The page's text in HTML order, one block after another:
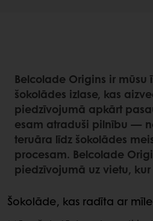
Belcolade Origins ir mūsu
šokolādes izlase, kas
piedzīvojumā apkārt
esam atraduši pilnību —
teruāra līdz šokolādes
procesam. Belcolade
piedzīvojumā uz vietu, kur
Šokolāde, kas radīta ar